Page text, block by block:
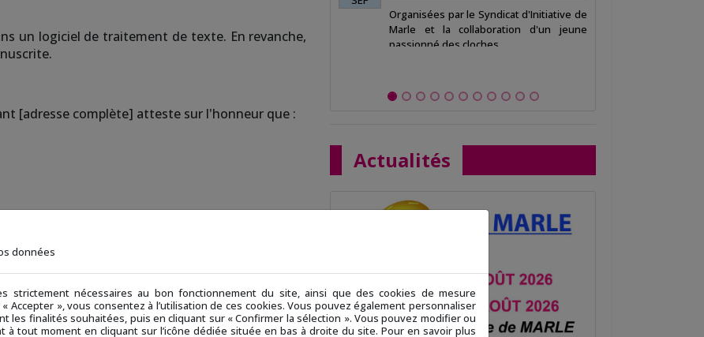
données
strictement nécessaires au bon fonctionnement du site, ainsi que des cookies de mesure
« Accepter », vous consentez à l’utilisation de ces cookies. Vous pouvez également personnaliser
les finalités souhaitées, puis en cliquant sur « Confirmer la sélection ». Vous pouvez modifier ou
tout moment en cliquant sur l’icône dédiée située en bas à droite du site. Pour en savoir plus
un logiciel de traitement de texte. En revanche,
[adresse complète] atteste sur l'honneur que :
Organisées par le Syndicat d'Initiative de
Marle et la collaboration d'un jeune
passionné des cloches...
Actualités